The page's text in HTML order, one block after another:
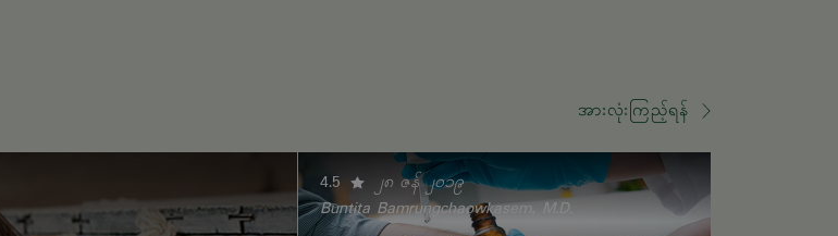
အားလုံးကြည့်ရန်
4.5
၂၈ ဇန် ၂၀၁၉
Buntita Bamrungchaowkasem, M.D.